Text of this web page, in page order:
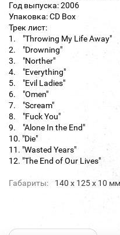
Год выпуска: 2006
Упаковка: CD Box
Трек лист:
1. "Throwing My Life Away"
2. "Drowning"
3. "Norther"
4. "Everything"
5. "Evil Ladies"
6. "Omen"
7. "Scream"
8. "Fuck You"
9. "Alone In the End"
10. "Die"
11. "Wasted Years"
12. "The End of Our Lives"
Габариты: 140 х 125 х 10 мм